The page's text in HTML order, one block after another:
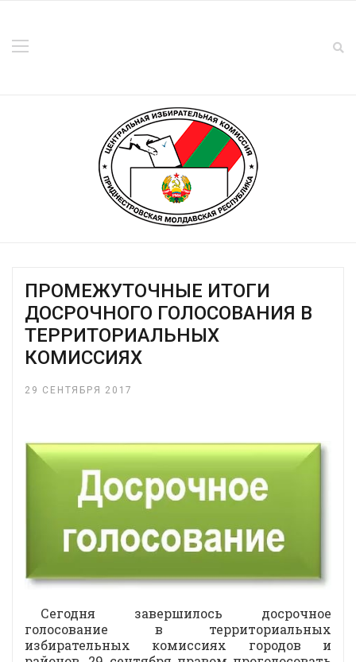
ПРОМЕЖУТОЧНЫЕ ИТОГИ
ДОСРОЧНОГО ГОЛОСОВАНИЯ В
ТЕРРИТОРИАЛЬНЫХ
КОМИССИЯХ
29 СЕНТЯБРЯ 2017
Сегодня завершилось досрочное
голосование в территориальных
избирательных комиссиях городов и